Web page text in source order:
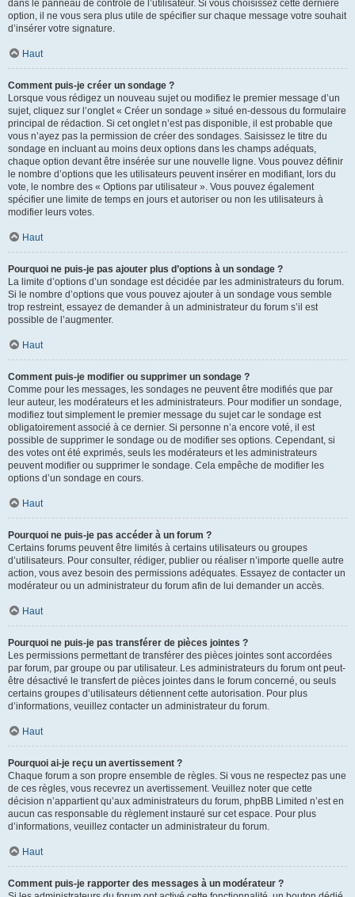
dans le panneau de contrôle de l’utilisateur. Si vous choisissez cette dernière
option, il ne vous sera plus utile de spécifier sur chaque message votre souhait
d’insérer votre signature.
Haut
Comment puis-je créer un sondage ?
Lorsque vous rédigez un nouveau sujet ou modifiez le premier message d’un
sujet, cliquez sur l’onglet « Créer un sondage » situé en-dessous du formulaire
principal de rédaction. Si cet onglet n’est pas disponible, il est probable que
vous n’ayez pas la permission de créer des sondages. Saisissez le titre du
sondage en incluant au moins deux options dans les champs adéquats,
chaque option devant être insérée sur une nouvelle ligne. Vous pouvez définir
le nombre d’options que les utilisateurs peuvent insérer en modifiant, lors du
vote, le nombre des « Options par utilisateur ». Vous pouvez également
spécifier une limite de temps en jours et autoriser ou non les utilisateurs à
modifier leurs votes.
Haut
Pourquoi ne puis-je pas ajouter plus d’options à un sondage ?
La limite d’options d’un sondage est décidée par les administrateurs du forum.
Si le nombre d’options que vous pouvez ajouter à un sondage vous semble
trop restreint, essayez de demander à un administrateur du forum s’il est
possible de l’augmenter.
Haut
Comment puis-je modifier ou supprimer un sondage ?
Comme pour les messages, les sondages ne peuvent être modifiés que par
leur auteur, les modérateurs et les administrateurs. Pour modifier un sondage,
modifiez tout simplement le premier message du sujet car le sondage est
obligatoirement associé à ce dernier. Si personne n’a encore voté, il est
possible de supprimer le sondage ou de modifier ses options. Cependant, si
des votes ont été exprimés, seuls les modérateurs et les administrateurs
peuvent modifier ou supprimer le sondage. Cela empêche de modifier les
options d’un sondage en cours.
Haut
Pourquoi ne puis-je pas accéder à un forum ?
Certains forums peuvent être limités à certains utilisateurs ou groupes
d’utilisateurs. Pour consulter, rédiger, publier ou réaliser n’importe quelle autre
action, vous avez besoin des permissions adéquates. Essayez de contacter un
modérateur ou un administrateur du forum afin de lui demander un accès.
Haut
Pourquoi ne puis-je pas transférer de pièces jointes ?
Les permissions permettant de transférer des pièces jointes sont accordées
par forum, par groupe ou par utilisateur. Les administrateurs du forum ont peut-
être désactivé le transfert de pièces jointes dans le forum concerné, ou seuls
certains groupes d’utilisateurs détiennent cette autorisation. Pour plus
d’informations, veuillez contacter un administrateur du forum.
Haut
Pourquoi ai-je reçu un avertissement ?
Chaque forum a son propre ensemble de règles. Si vous ne respectez pas une
de ces règles, vous recevrez un avertissement. Veuillez noter que cette
décision n’appartient qu’aux administrateurs du forum, phpBB Limited n’est en
aucun cas responsable du règlement instauré sur cet espace. Pour plus
d’informations, veuillez contacter un administrateur du forum.
Haut
Comment puis-je rapporter des messages à un modérateur ?